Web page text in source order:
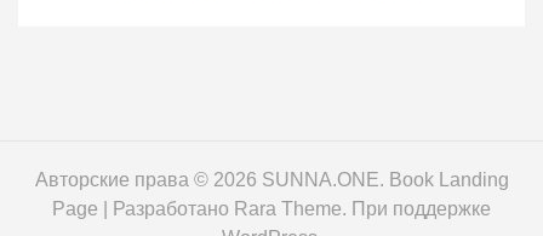
Авторские права © 2026 SUNNA.ONE. Book Landing
Page | Разработано Rara Theme. При поддержке